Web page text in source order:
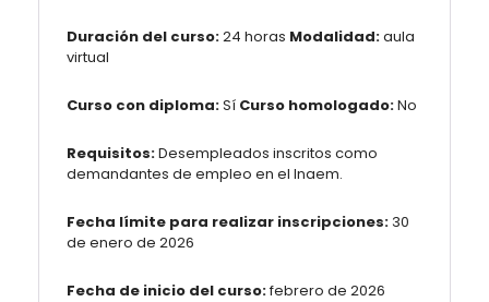
Duración del curso:24 horas Modalidad:aula
virtual
Curso con diploma:Sí Curso homologado:No
Requisitos:Desempleados inscritos como
demandantes de empleo en el Inaem.
Fecha límite para realizar inscripciones: 30
de enero de 2026
Fecha de inicio del curso:febrero de 2026